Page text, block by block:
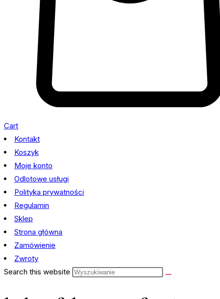
Cart
Kontakt
Koszyk
Moje konto
Odlotowe usługi
Polityka prywatności
Regulamin
Sklep
Strona główna
Zamówienie
Zwroty
Search this website